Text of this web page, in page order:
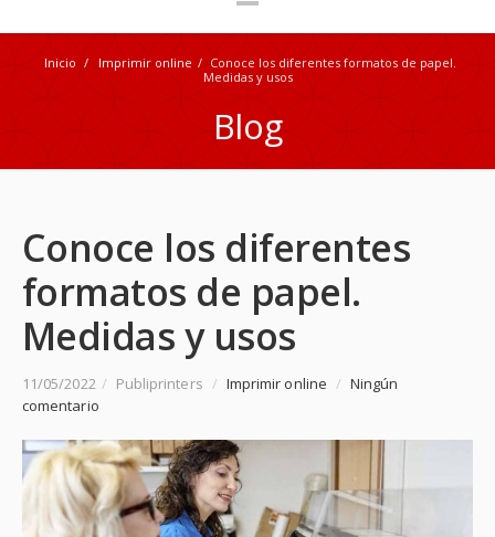
Inicio / Imprimir online / Conoce los diferentes formatos de papel.
Medidas y usos
Blog
Conoce los diferentes
formatos de papel.
Medidas y usos
11/05/2022 / Publiprinters / Imprimir online / Ningún
comentario